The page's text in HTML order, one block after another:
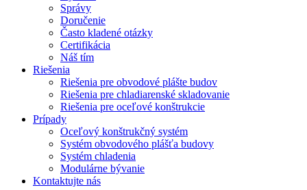
Správy
Doručenie
Často kladené otázky
Certifikácia
Náš tím
Riešenia
Riešenia pre obvodové plášte budov
Riešenia pre chladiarenské skladovanie
Riešenia pre oceľové konštrukcie
Prípady
Oceľový konštrukčný systém
Systém obvodového plášťa budovy
Systém chladenia
Modulárne bývanie
Kontaktujte nás